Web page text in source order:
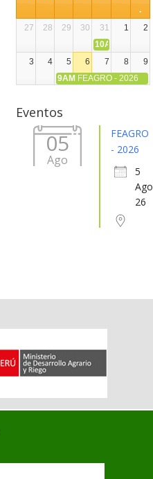
.
27
28 29 30 31 1
2
10AM
3
4 5 6 7 8
9
9AM FEAGRO - 2026
17 18 19 20 22 23
25 26
6
Eventos
05
Ago
FEAGRO
- 2026
5
Ago
26